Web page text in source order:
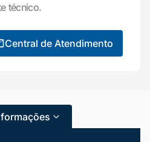
técnico.
Central de Atendimento